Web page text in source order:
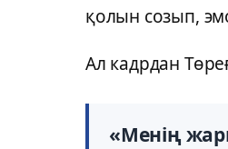
қолын созып,
Ал кадрдан
«Менің